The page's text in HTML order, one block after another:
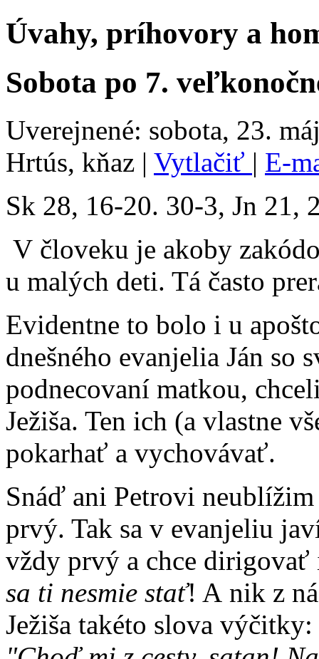
Úvahy, príhovory a
Sobota po 7.
Uverejnené: sobota, 23.
Hrtús, kňaz | Vytlačiť | E-
Sk 28, 16-20. 30-3, Jn 21,
V človeku je akoby
u malých deti. Tá často
Evidentne to bolo i u
dnešného evanjelia Ján so
podnecovaní matkou,
Ježiša. Ten ich (a vlastne
pokarhať a vychovávať.
Snáď ani Petrovi
prvý. Tak sa v evanjeliu
vždy prvý a chce
sa ti nesmie stať! A nik z
Ježiša takéto slova výčitky: